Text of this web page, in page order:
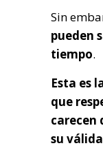
Sin
pueden
tiempo.
Esta es
que
carecen
su